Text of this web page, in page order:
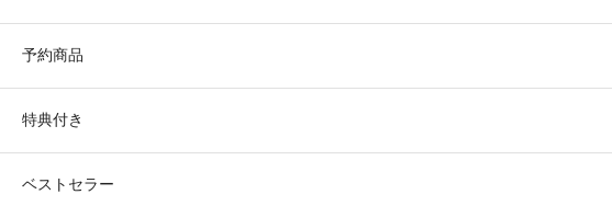
予約商品
特典付き
ベストセラー